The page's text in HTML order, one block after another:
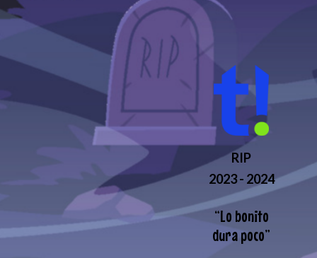
RIP
2023 - 2024
“Lo bonito
dura poco”